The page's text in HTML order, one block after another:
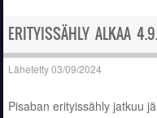
Artikkelien
ERITYISSÄHLY ALKAA 4.9.
Lähetetty03/09/2024
Pisaban erityissähly jatkuu